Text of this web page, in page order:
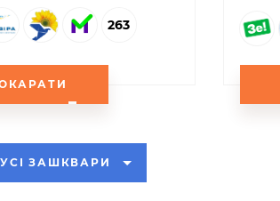
263
УСІ ЗАШКВАРИ